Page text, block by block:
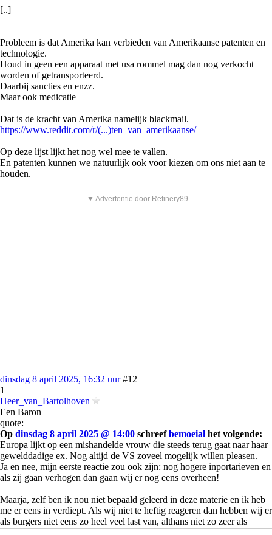
[..]
Probleem is dat Amerika kan verbieden van Amerikaanse patenten en
technologie.
Houd in geen een apparaat met usa rommel mag dan nog verkocht
worden of getransporteerd.
Daarbij sancties en enzz.
Maar ook medicatie
Dat is de kracht van Amerika namelijk blackmail.
https://www.reddit.com/r/(...)ten_van_amerikaanse/
Op deze lijst lijkt het nog wel mee te vallen.
En patenten kunnen we natuurlijk ook voor kiezen om ons niet aan te
houden.
▼ Advertentie door Refinery89
dinsdag 8 april 2025, 16:32 uur #12
1
Heer_van_Bartolhoven
Een Baron
quote:
Op dinsdag 8 april 2025 @ 14:00 schreefbemoeial het volgende:
Europa lijkt op een mishandelde vrouw die steeds terug gaat naar haar
gewelddadige ex. Nog altijd de VS zoveel mogelijk willen pleasen.
Ja en nee, mijn eerste reactie zou ook zijn: nog hogere inportarieven en
als zij gaan verhogen dan gaan wij er nog eens overheen!
Maarja, zelf ben ik nou niet bepaald geleerd in deze materie en ik heb
me er eens in verdiept. Als wij niet te heftig reageren dan hebben wij er
als burgers niet eens zo heel veel last van, althans niet zo zeer als
burgers in de VS. Als we het laten escaleren is dit al een stuk meer.